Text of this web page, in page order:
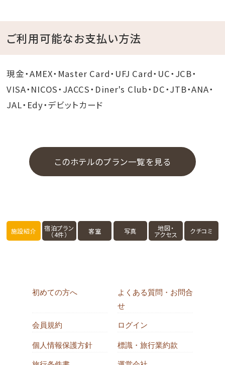
ご利用可能なお支払い方法
現金・AMEX・Master Card・UFJ Card・UC・JCB・
VISA・NICOS・JACCS・Diner's Club・DC・JTB・ANA・
JAL・Edy・デビットカード
このホテルのプラン一覧を見る
施設紹介 宿泊プラン
（4件） 客室 写真 地図・
アクセス クチコミ
初めての方へ
よくある質問・お問合
せ
会員規約 ログイン
個人情報保護方針 標識・旅行業約款